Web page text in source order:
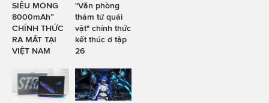
SIÊU MỎNG
8000mAh”
CHÍNH THỨC
RA MẮT TẠI
VIỆT NAM
"Văn phòng
thám tử quái
vật" chính thức
kết thúc ở tập
26